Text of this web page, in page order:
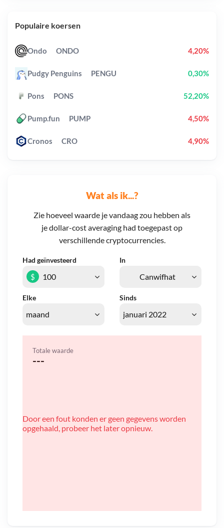
Wat als ik...?
Zie hoeveel waarde je vandaag zou hebben als
je dollar-cost averaging had toegepast op
verschillende cryptocurrencies.
Had geïnvesteerd In
Elke Sinds
$
Totale waarde
---
Door een fout konden er geen gegevens worden
opgehaald, probeer het later opnieuw.
Populaire koersen
Ondo ONDO 4,20%
Pudgy Penguins PENGU 0,30%
Pons PONS 52,20%
Pump.fun PUMP 4,50%
Cronos CRO 4,90%